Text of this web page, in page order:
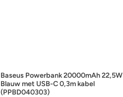
Baseus Powerbank 20000mAh 22,5W
Blauw met USB-C 0,3m kabel
(PPBD040303)